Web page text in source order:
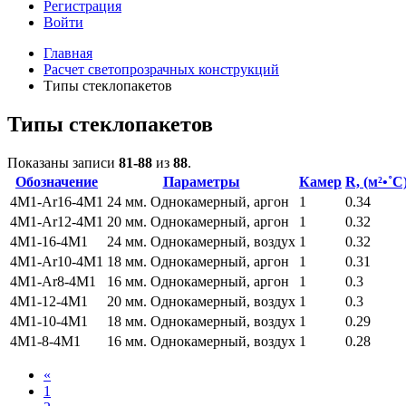
Регистрация
Войти
Главная
Расчет светопрозрачных конструкций
Типы стеклопакетов
Типы стеклопакетов
Показаны записи 81-88 из 88.
Обозначение
Параметры Камер R,
4М1-Ar16-4М1 24 мм. Однокамерный, аргон 1
0.34
4М1-Ar12-4М1 20 мм. Однокамерный, аргон 1
0.32
4М1-16-4М1
24 мм. Однокамерный, воздух 1
0.32
4М1-Ar10-4М1 18 мм. Однокамерный, аргон 1
0.31
4М1-Ar8-4М1
16 мм. Однокамерный, аргон 1
0.3
4М1-12-4М1
20 мм. Однокамерный, воздух 1
0.3
4М1-10-4М1
18 мм. Однокамерный, воздух 1
0.29
4М1-8-4М1
16 мм. Однокамерный, воздух 1 0.28
«
1